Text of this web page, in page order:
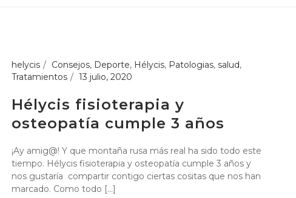
helycis Consejos, Deporte, Hélycis, Patologias, salud,
Tratamientos
13 julio, 2020
Hélycis fisioterapia y
osteopatía cumple 3 años
¡Ay amig@! Y que montaña rusa más real ha sido todo este
tiempo. Hélycis fisioterapia y osteopatía cumple 3 años y
nos gustaría compartir contigo ciertas cositas que nos han
marcado. Como todo [...]